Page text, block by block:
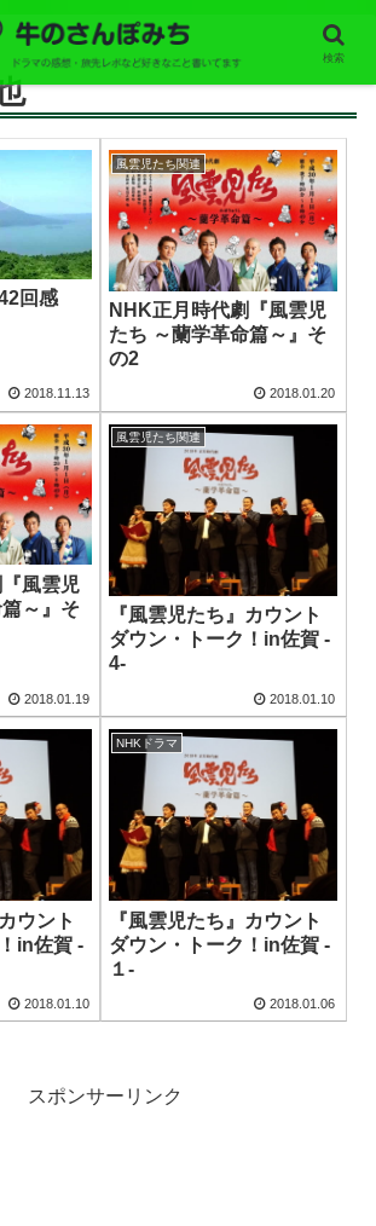
回感
2018.11.13
風雲児たち関連
NHK正月時代劇『風雲児
たち ～蘭学革命篇～』そ
の2
2018.01.20
風雲児
～』そ
2018.01.19
風雲児たち関連
『風雲児たち』カウント
ダウン・トーク！in佐賀 ‐
4‐
2018.01.10
ウント
in佐賀 ‐
2018.01.10
NHKドラマ
『風雲児たち』カウント
ダウン・トーク！in佐賀 ‐
１‐
2018.01.06
スポンサーリンク
検索